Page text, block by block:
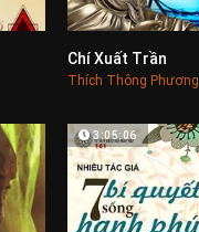
Chí Xuất Trần
Thích Thông Phương
3:05:06